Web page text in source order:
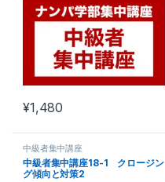
¥1,480
中級者集中講座
中級者集中講座18-1 クロージン
グ傾向と対策2